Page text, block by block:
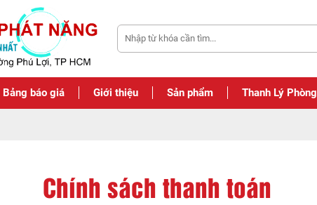
Bảng báo giá Giới thiệu Sản phẩm Thanh Lý
Chính sách thanh toán